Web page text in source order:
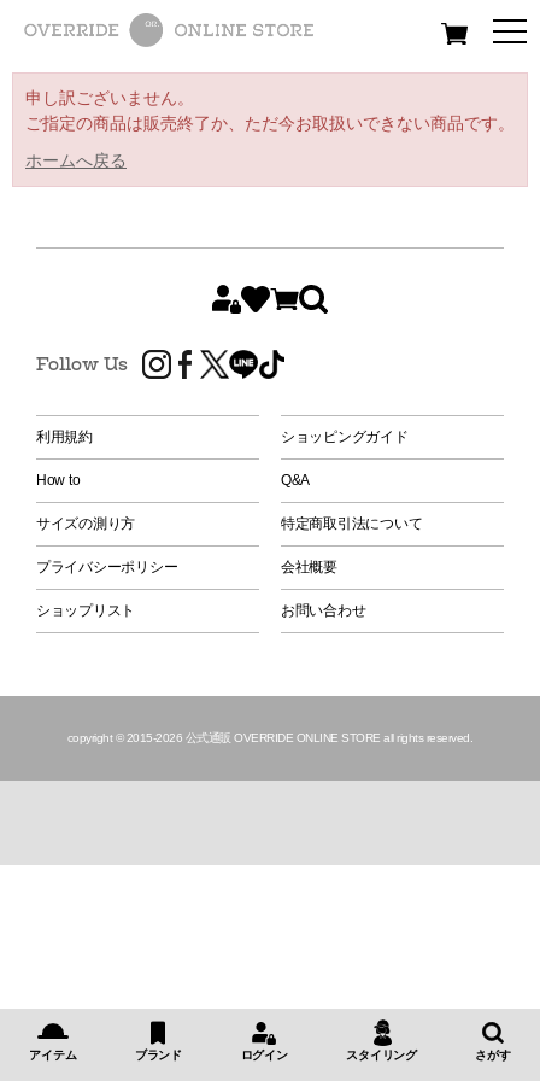
All Women Men
申し訳ございません。
ご指定の商品は販売終了か、ただ今お取扱いできない商品です。
ホームへ戻る
Follow Us
利用規約 ショッピングガイド
How to Q&A
サイズの測り方 特定商取引法について
プライバシーポリシー 会社概要
ショップリスト お問い合わせ
copyright © 2015-2026 公式通販 OVERRIDE ONLINE STORE all rights reserved.
アイテム ブランド ログイン スタイリング さがす